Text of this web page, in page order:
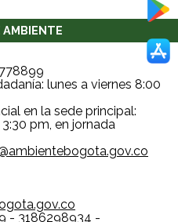
AMBIENTE
lunes a viernes 8:00
en la sede principal:
pm, en jornada
- 3186298934 -